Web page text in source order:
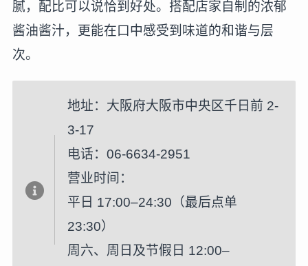
腻，配比可以说恰到好处。搭配店家自制的浓郁
酱油酱汁，更能在口中感受到味道的和谐与层
次。
地址：大阪府大阪市中央区千日前 2-
3-17
电话：06-6634-2951
营业时间：
平日 17:00–24:30（最后点单
23:30）
周六、周日及节假日 12:00–